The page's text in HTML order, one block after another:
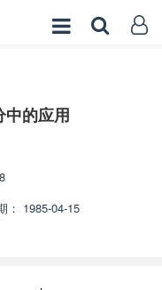
的应用
： 1985-04-15